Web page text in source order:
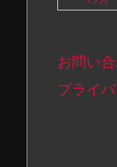
お問い
プライ